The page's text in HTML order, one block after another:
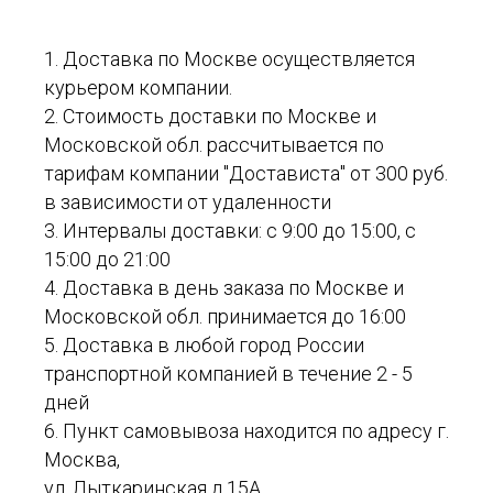
1. Доставка по Москве осуществляется
курьером компании.
2. Стоимость доставки по Москве и
Московской обл. рассчитывается по
тарифам компании "Достависта" от 300 руб.
в зависимости от удаленности
3. Интервалы доставки: с 9:00 до 15:00, с
15:00 до 21:00
4. Доставка в день заказа по Москве и
Московской обл. принимается до 16:00
5. Доставка в любой город России
транспортной компанией в течение 2 - 5
дней
6. Пункт самовывоза находится по адресу г.
Москва,
ул. Лыткаринская д.15А